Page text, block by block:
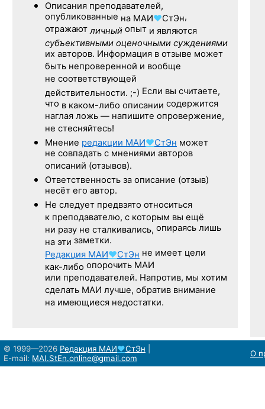
Описания преподавателей,
опубликованные на МАИ♥СтЭн,
отражаютличный опыт и являются
субъективными оценочными суждениями
их авторов. Информация в отзыве может
быть непроверенной и вообще
не соответствующей
действительности. ;-) Если вы считаете,
что в каком-либо описании содержится
наглая ложь — напишите опровержение,
не стесняйтесь!
Мнение редакции МАИ♥СтЭн может
не совпадать с мнениями авторов
описаний (отзывов).
Ответственность за описание (отзыв)
несёт его автор.
Не следует предвзято относиться
к преподавателю, с которым вы ещё
ни разу не сталкивались, опираясь лишь
на эти заметки.
Редакция МАИ♥СтЭн не имеет цели
как-либо опорочить МАИ
или преподавателей. Напротив, мы хотим
сделать МАИ лучше, обратив внимание
на имеющиеся недостатки.
© 1999—2026 Редакция МАИ♥СтЭн
E-mail: MAI.StEn.online@gmail.com О